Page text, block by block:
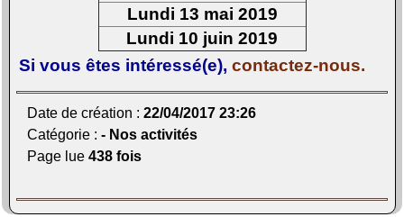
Lundi 13 mai 2019
Lundi 10 juin 2019
Si vous êtes intéressé(e), contactez-nous.
Date de création : 22/04/2017 23:26
Catégorie : - Nos activités
Page lue 438 fois